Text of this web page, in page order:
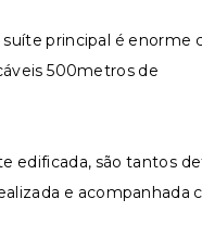
principal é enorme
500metros de
edificada, são tantos
e acompanhada